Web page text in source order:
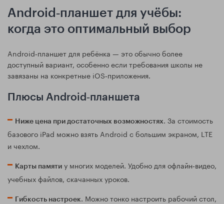
Android‑планшет для учёбы:
когда это оптимальный выбор
Android‑планшет для ребёнка — это обычно более
доступный вариант, особенно если требования школы не
завязаны на конкретные iOS‑приложения.
Плюсы Android‑планшета
Ниже цена при достаточных возможностях. За стоимость
базового iPad можно взять Android с большим экраном, LTE
и чехлом.
Карты памяти у многих моделей. Удобно для офлайн‑видео,
учебных файлов, скачанных уроков.
Гибкость настроек. Можно тонко настроить рабочий стол,